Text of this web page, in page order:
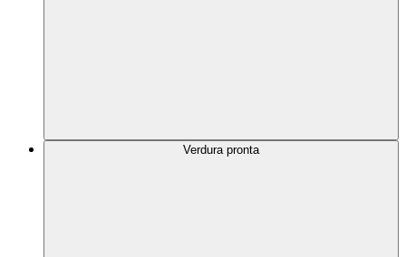
Verdura pronta